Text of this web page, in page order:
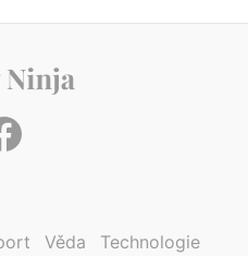
Věda
Technologie